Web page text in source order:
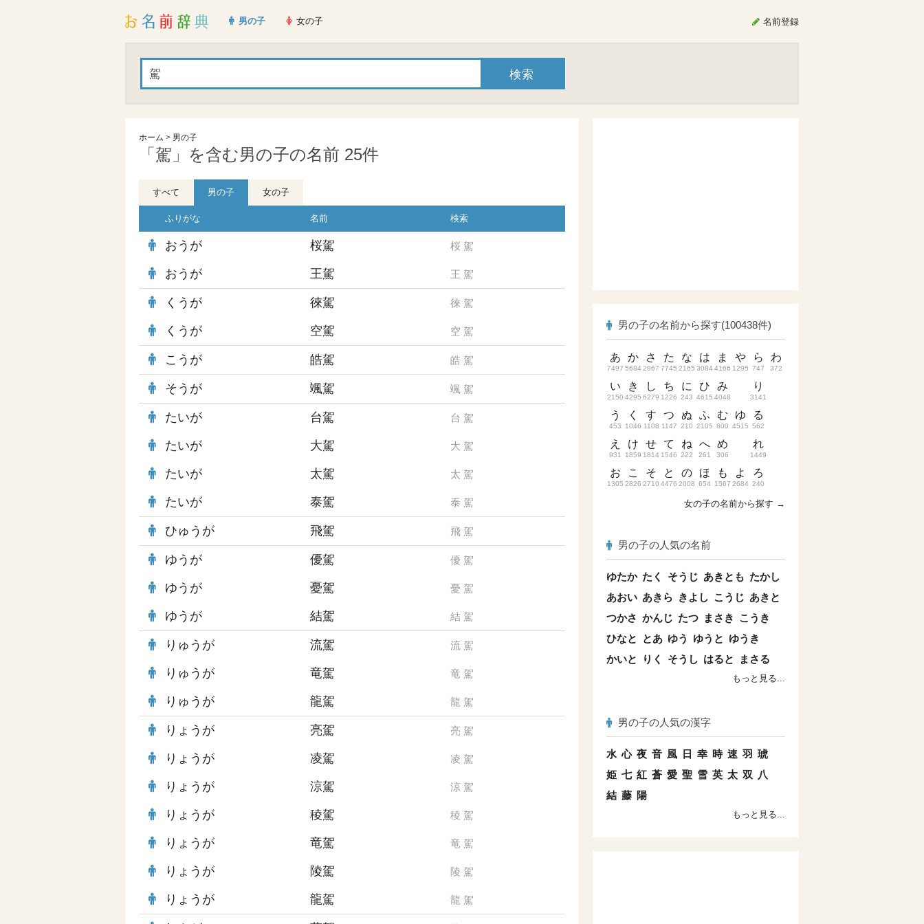
男の子 女の子 名前登録
ホーム > 男の子
「駕」を含む男の子の名前 25件
すべて 男の子 女の子
ふりがな 名前 検索
おうが 桜駕 桜 駕
おうが 王駕 王 駕
くうが 徠駕 徠 駕
くうが 空駕 空 駕
こうが 皓駕 皓 駕
そうが 颯駕 颯 駕
たいが 台駕 台 駕
たいが 大駕 大 駕
たいが 太駕 太 駕
たいが 泰駕 泰 駕
ひゅうが 飛駕 飛 駕
ゆうが 優駕 優 駕
ゆうが 憂駕 憂 駕
ゆうが 結駕 結 駕
りゅうが 流駕 流 駕
りゅうが 竜駕 竜 駕
りゅうが 龍駕 龍 駕
りょうが 亮駕 亮 駕
りょうが 凌駕 凌 駕
りょうが 涼駕 涼 駕
りょうが 稜駕 稜 駕
りょうが 竜駕 竜 駕
りょうが 陵駕 陵 駕
りょうが 龍駕 龍 駕
男の子の名前から探す(100438件)
あ
7497
い
2150
う
453
え
931
お
1305
か
5684
き
4295
く
1046
け
1859
こ
2826
さ
2867
し
6279
す
1108
せ
1814
そ
2710
た
7745
ち
1226
つ
1147
て
1546
と
4476
な
2165
に
243
ぬ
210
ね
222
の
2008
は
3084
ひ
4615
ふ
2105
へ
261
ほ
654
ま
4166
み
4048
む
800
め
306
も
1567
や
1295
ゆ
4515
よ
2684
ら
747
り
3141
る
562
れ
1449
ろ
240
わ
372
女の子の名前から探す →
男の子の人気の名前
ゆたか たく そうじ あきとも たかし
あおい あきら きよし こうじ あきと
つかさ かんじ たつ まさき こうき
ひなと
とあ ゆう ゆうと ゆうき
かいと
りく そうし はると まさる
もっと見る...
男の子の人気の漢字
水 心 夜 音 風 日 幸 時 速 羽 琥
姫 七 紅 蒼 愛 聖 雪 英 太 双 八
結 藤 陽
もっと見る...